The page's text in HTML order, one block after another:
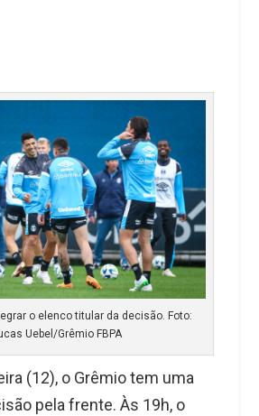
o elenco titular da decisão. Foto:
Uebel/Grêmio FBPA
(12), o Grêmio tem uma
pela frente. Às 19h, o